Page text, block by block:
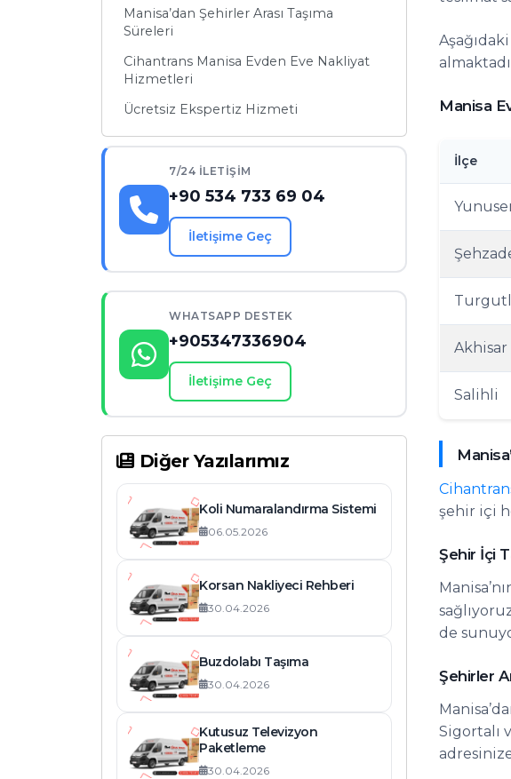
Manisa’dan Şehirler Arası Taşıma
Süreleri
Cihantrans Manisa Evden Eve Nakliyat
Hizmetleri
Ücretsiz Ekspertiz Hizmeti
Asansörlü Nakliyat
Sigortalı Taşıma
Depolama Hizmeti
Manisa Evden Eve Nakliyat Sürecinde
Dikkat Edilmesi Gerekenler
Manisa’daki Nakliyat Firmaları Arasında
Neden Cihantrans?
Hızlı ve Güvenli Taşınma İçin Cihantrans
ile İletişime Geçin
Sıkça Sorulan Sorular (SSS)
7/24 İLETIŞIM
+90 534 733 69 04
İletişime Geç
WHATSAPP DESTEK
+905347336904
İletişime Geç
Diğer Yazılarımız
Koli Numaralandırma Sistemi
06.05.2026
Korsan Nakliyeci Rehberi
30.04.2026
Buzdolabı Taşıma
30.04.2026
Kutusuz Televizyon
Paketleme
30.04.2026
Manisa
İlçe
Akhisar
Salihli
şehir içi
Şehir İçi
de
Şehirler
Sigortalı